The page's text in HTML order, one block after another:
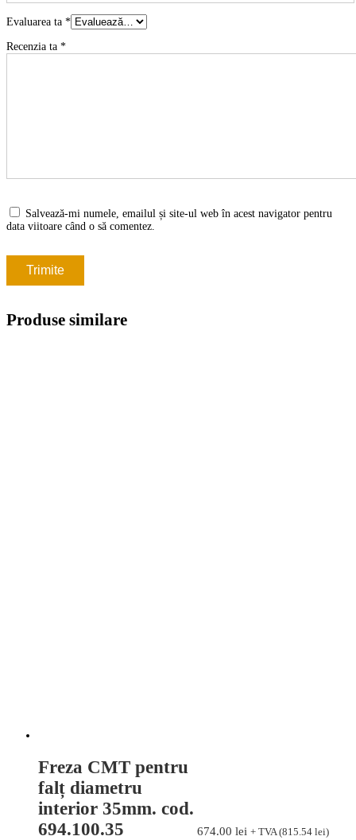
Evaluarea ta *
Recenzia ta *
Salvează-mi numele, emailul și site-ul web în acest navigator pentru
data viitoare când o să comentez.
Produse similare
Freza CMT pentru
falț diametru
interior 35mm. cod.
694.100.35
674.00 lei + TVA (815.54 lei)